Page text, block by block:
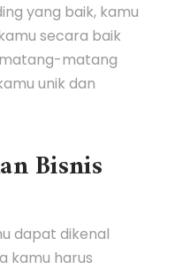
yang baik, kamu
secara baik
matang
unik dan
Bisnis
dapat dikenal
kamu harus